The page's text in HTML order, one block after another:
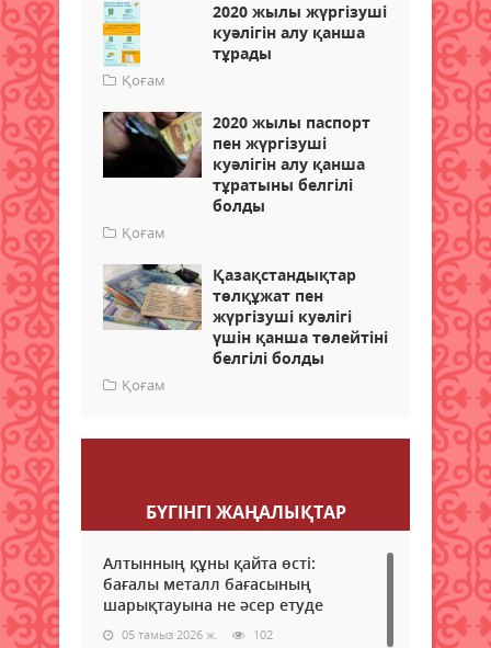
2020 жылы жүргізуші
куәлігін алу қанша
тұрады
Қоғам
2020 жылы паспорт
пен жүргізуші
куәлігін алу қанша
тұратыны белгілі
болды
Қоғам
Қазақстандықтар
төлқұжат пен
жүргізуші куәлігі
үшін қанша төлейтіні
белгілі болды
Қоғам
БҮГІНГI ЖАҢАЛЫҚТАР
Алтынның құны қайта өсті:
бағалы металл бағасының
шарықтауына не әсер етуде
05 тамыз 2026 ж. 102